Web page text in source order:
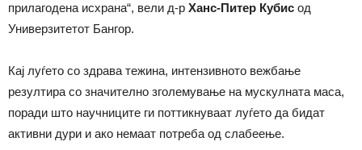
прилагодена исхрана“, вели д-р Ханс-Питер Кубис од
Универзитетот Бангор.
Кај луѓето со здрава тежина, интензивното вежбање
резултира со значително зголемување на мускулната маса,
поради што научниците ги поттикнуваат луѓето да бидат
активни дури и ако немаат потреба од слабеење.